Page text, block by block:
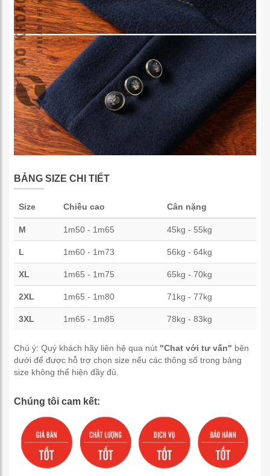
BẢNG SIZE CHI TIẾT
Size Chiều cao Cân nặng
M 1m50 - 1m65 45kg - 55kg
L 1m60 - 1m73 56kg - 64kg
XL 1m65 - 1m75 65kg - 70kg
2XL 1m65 - 1m80 71kg - 77kg
3XL 1m65 - 1m85 78kg - 83kg
Chú ý: Quý khách hãy liên hệ qua nút "Chat với tư vấn" bên
dưới để được hỗ trợ chọn size nếu các thông số trong bảng
size không thể hiện đầy đủ.
Chúng tôi cam kết: